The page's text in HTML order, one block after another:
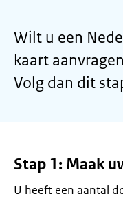
Wilt u een
kaart
Volg dan dit
Stap 1: Maak
U heeft een aantal